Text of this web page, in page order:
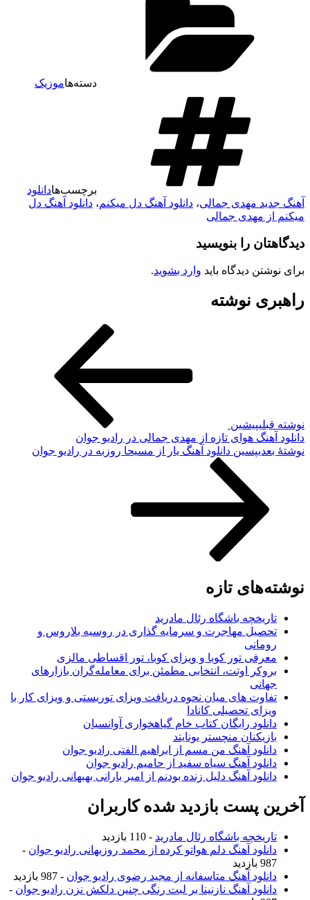
دسته‌هاموزیک
برچسب‌هادانلود
آهنگ جدید مهدی جمالی، دانلود آهنگ دل میکنم، دانلود آهنگ دل
میکنم از مهدی جمالی
دیدگاهتان را بنویسید
برای نوشتن دیدگاه باید وارد بشوید.
راهبری نوشته
نوشته قبلیپیشین
دانلود آهنگ هوای تازه از مهدی جمالی در رادیو جوان
نوشته‌ٔ بعدیپسین دانلود آهنگ یار از مسیحا روزبه در رادیو جوان
نوشته‌های تازه
تاریخچه باشگاه رئال مادرید
تحصیل مهاجرت و سرمایه گذاری در روسیه بلاروس و
رومانی
معرفی تور کوبا و ویزای کوبا، تور اقساطی مالزی
بروکر اوتت، انتخابی مطمئن برای معامله‌گران بازارهای
جهانی
تفاوت های میان نحوه دریافت ویزای توریستی و ویزای کار با
ویزای تحصیلی کانادا
دانلود رایگان کتاب خام گیاهخواری آوانسیان
بازیکنان منچستر یونایتد
دانلود آهنگ من مسم از ابراهیم الفتی رادیو جوان
دانلود آهنگ سیاه سفید از حامیم رادیو جوان
دانلود آهنگ دلیل زنده بودنم از امیر بارانی بهبهانی رادیو جوان
آخرین پست بازدید شده کاربران
تاریخچه باشگاه رئال مادرید - 110 بازدید
دانلود آهنگ دلم هواتو کرده از محمد روزبهانی رادیو جوان -
987 بازدید
دانلود آهنگ متاسفانه از مجید رضوی رادیو جوان - 987 بازدید
دانلود آهنگ نازنینا بر لبت رنگی چنین دلکش نزن رادیو جوان -